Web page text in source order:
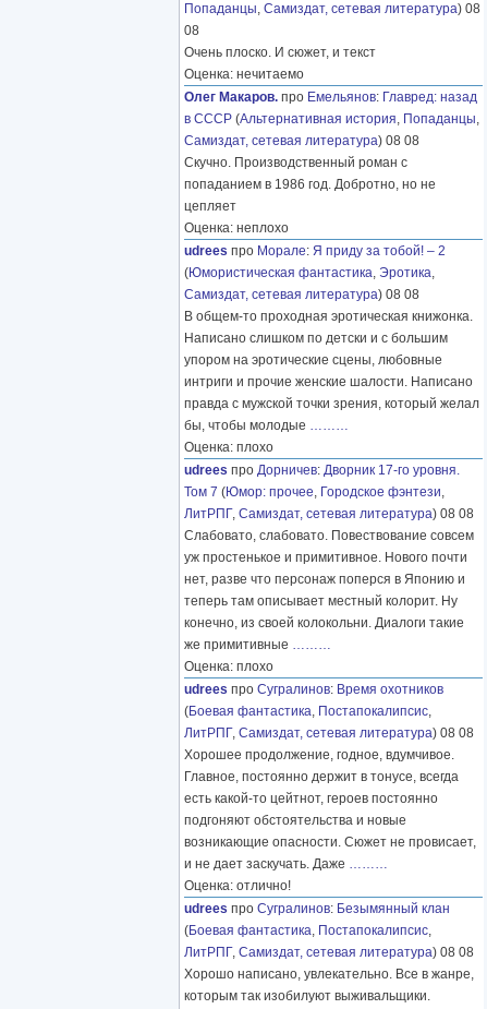
Попаданцы, Самиздат, сетевая литература) 08
08
Очень плоско. И сюжет, и текст
Оценка: нечитаемо
Олег Макаров. про Емельянов: Главред: назад
в СССР (Альтернативная история, Попаданцы,
Самиздат, сетевая литература) 08 08
Скучно. Производственный роман с
попаданием в 1986 год. Добротно, но не
цепляет
Оценка: неплохо
udrees про Морале: Я приду за тобой! – 2
(Юмористическая фантастика, Эротика,
Самиздат, сетевая литература) 08 08
В общем-то проходная эротическая книжонка.
Написано слишком по детски и с большим
упором на эротические сцены, любовные
интриги и прочие женские шалости. Написано
правда с мужской точки зрения, который желал
бы, чтобы молодые ………
Оценка: плохо
udrees про Дорничев: Дворник 17-го уровня.
Том 7 (Юмор: прочее, Городское фэнтези,
ЛитРПГ, Самиздат, сетевая литература) 08 08
Слабовато, слабовато. Повествование совсем
уж простенькое и примитивное. Нового почти
нет, разве что персонаж поперся в Японию и
теперь там описывает местный колорит. Ну
конечно, из своей колокольни. Диалоги такие
же примитивные ………
Оценка: плохо
udrees про Сугралинов: Время охотников
(Боевая фантастика, Постапокалипсис,
ЛитРПГ, Самиздат, сетевая литература) 08 08
Хорошее продолжение, годное, вдумчивое.
Главное, постоянно держит в тонусе, всегда
есть какой-то цейтнот, героев постоянно
подгоняют обстоятельства и новые
возникающие опасности. Сюжет не провисает,
и не дает заскучать. Даже ………
Оценка: отлично!
udrees про Сугралинов: Безымянный клан
(Боевая фантастика, Постапокалипсис,
ЛитРПГ, Самиздат, сетевая литература) 08 08
Хорошо написано, увлекательно. Все в жанре,
которым так изобилуют выживальщики.